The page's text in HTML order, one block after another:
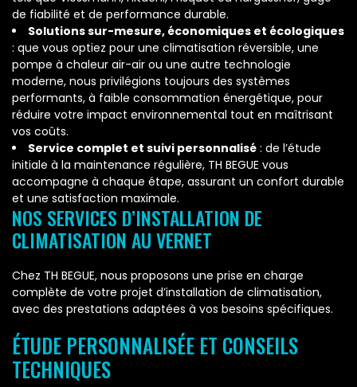
de fiabilité et de performance durable.
Solutions sur-mesure, économiques et écologiques
: que vous optiez pour une climatisation réversible, une
pompe à chaleur air-air ou une autre technologie
moderne, nous privilégions toujours des systèmes
performants, à faible consommation énergétique, pour
réduire votre impact environnemental tout en maîtrisant
vos coûts.
Service complet et suivi personnalisé : de l’étude
initiale à la maintenance régulière, TH BEGUE vous
accompagne à chaque étape, assurant un confort durable
et une satisfaction maximale.
NOS SERVICES D’INSTALLATION DE
CLIMATISATION AU VERNET
Chez TH BEGUE, nous proposons une prise en charge
complète de votre projet d’installation de climatisation,
avec des prestations adaptées à vos besoins spécifiques.
ÉTUDE PERSONNALISÉE ET CONSEILS
TECHNIQUES